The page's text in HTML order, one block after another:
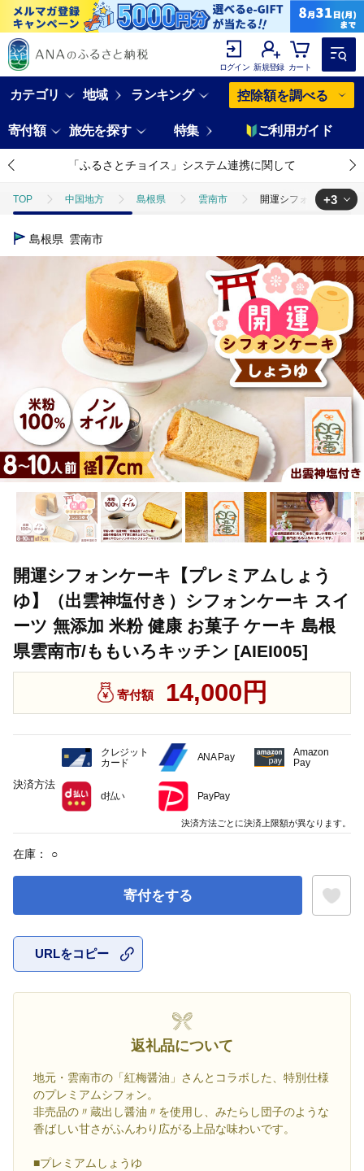
ログイン 新規登録 カート
カテゴリ 地域 ランキング 控除額を調べる
寄付額 旅先を探す 特集 ご利用ガイド
「ふるさとチョイス」システム連携に関して
TOP 中国地方 島根県 雲南市 開運シフォンケーキ【
TOP
パン・菓子類 洋菓子 開運シフォンケーキ【プレミア
パン・菓子類 洋菓子 ケーキ 開運シフォンケー
+3
島根県 雲南市
開運シフォンケーキ【プレミアムしょう
ゆ】（出雲神塩付き）シフォンケーキ スイ
ーツ 無添加 米粉 健康 お菓子 ケーキ 島根
県雲南市/ももいろキッチン [AIEI005]
寄付額 14,000円
在庫： ○
寄付をする
URLをコピー
返礼品について
地元・雲南市の「紅梅醤油」さんとコラボした、特別仕様
のプレミアムシフォン。
非売品の〃蔵出し醤油〃を使用し、みたらし団子のような
香ばしい甘さがふんわり広がる上品な味わいです。
■プレミアムしょうゆ
決済方法
クレジット
カード
ANA Pay
Amazon
Pay
d払い PayPay
決済方法ごとに決済上限額が異なります。